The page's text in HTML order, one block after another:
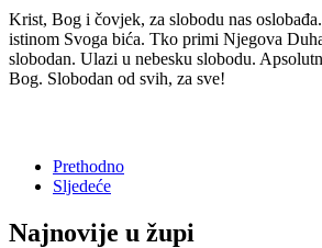
Krist, Bog i čovjek, za slobodu nas
istinom Svoga bića. Tko primi Njegova
slobodan. Ulazi u nebesku slobodu.
Bog. Slobodan od svih, za sve!
Prethodno
Sljedeće
Najnovije u župi